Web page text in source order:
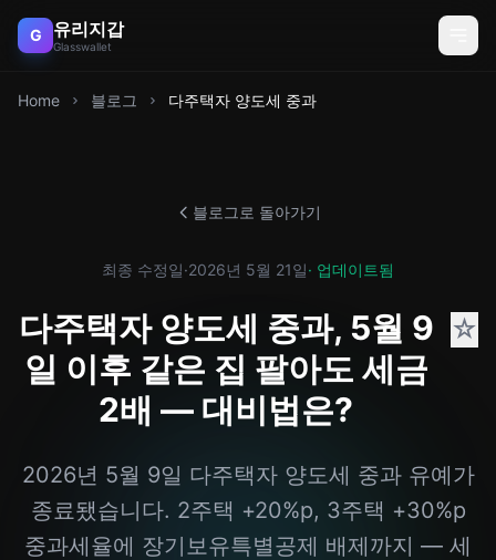
G 유리지갑
Glasswallet
Home 블로그 다주택자 양도세 중과
블로그로 돌아가기
최종 수정일·2026년 5월 21일· 업데이트됨
다주택자 양도세 중과, 5월 9
일 이후 같은 집 팔아도 세금
2배 — 대비법은?
☆
2026년 5월 9일 다주택자 양도세 중과 유예가
종료됐습니다. 2주택 +20%p, 3주택 +30%p
중과세율에 장기보유특별공제 배제까지 — 세